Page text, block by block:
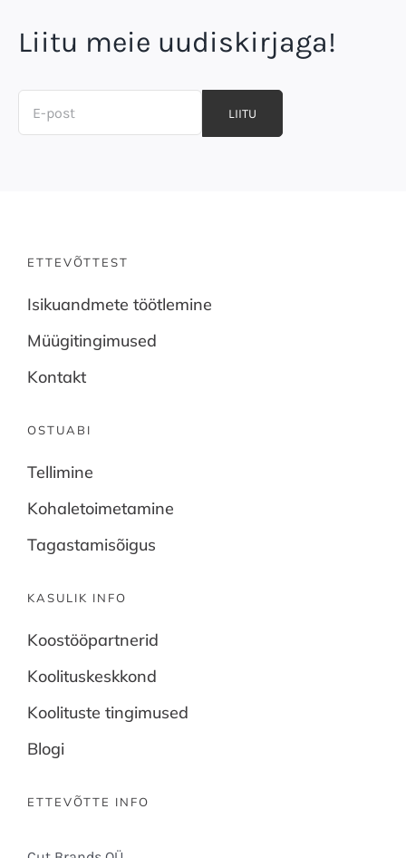
Liitu meie uudiskirjaga!
LIITU
ETTEVÕTTEST
Isikuandmete töötlemine
Müügitingimused
Kontakt
OSTUABI
Tellimine
Kohaletoimetamine
Tagastamisõigus
KASULIK INFO
Koostööpartnerid
Koolituskeskkond
Koolituste tingimused
Blogi
ETTEVÕTTE INFO